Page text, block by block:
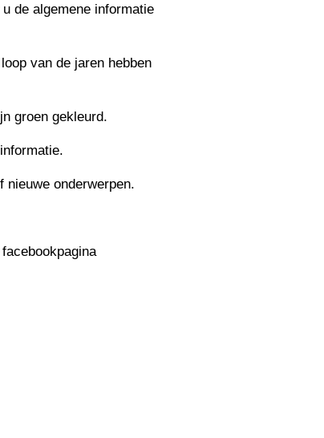
u de algemene informatie
van de jaren hebben
groen gekleurd.
nieuwe onderwerpen.